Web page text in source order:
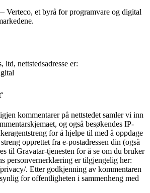
et byrå for programvare og digital
ltd, nettstedsadresse er:
kommentarer på nettstedet samler vi inn
og også besøkendes IP-
for å hjelpe til med å oppdage
opprettet fra e-postadressen din (også
til Gravatar-tjenesten for å se om du bruker
personvernerklæring er tilgjengelig her:
. Etter godkjenning av kommentaren
for offentligheten i sammenheng med